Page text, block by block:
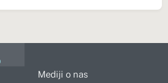
Mediji o nas